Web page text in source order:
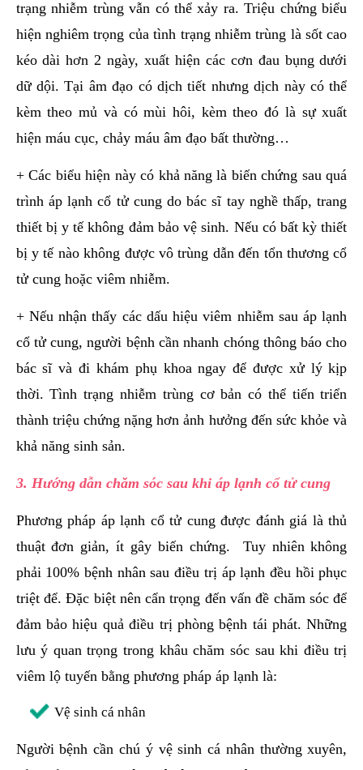
trạng nhiễm trùng vẫn có thể xảy ra. Triệu chứng biểu
hiện nghiêm trọng của tình trạng nhiễm trùng là sốt cao
kéo dài hơn 2 ngày, xuất hiện các cơn đau bụng dưới
dữ dội. Tại âm đạo có dịch tiết nhưng dịch này có thể
kèm theo mủ và có mùi hôi, kèm theo đó là sự xuất
hiện máu cục, chảy máu âm đạo bất thường…
+ Các biểu hiện này có khả năng là biến chứng sau quá
trình áp lạnh cổ tử cung do bác sĩ tay nghề thấp, trang
thiết bị y tế không đảm bảo vệ sinh. Nếu có bất kỳ thiết
bị y tế nào không được vô trùng dẫn đến tổn thương cổ
tử cung hoặc viêm nhiễm.
+ Nếu nhận thấy các dấu hiệu viêm nhiễm sau áp lạnh
cổ tử cung, người bệnh cần nhanh chóng thông báo cho
bác sĩ và đi khám phụ khoa ngay để được xử lý kịp
thời. Tình trạng nhiễm trùng cơ bản có thể tiến triển
thành triệu chứng nặng hơn ảnh hưởng đến sức khỏe và
khả năng sinh sản.
3. Hướng dẫn chăm sóc sau khi áp lạnh cổ tử cung
Phương pháp áp lạnh cổ tử cung được đánh giá là thủ
thuật đơn giản, ít gây biến chứng. Tuy nhiên không
phải 100% bệnh nhân sau điều trị áp lạnh đều hồi phục
triệt để. Đặc biệt nên cẩn trọng đến vấn đề chăm sóc để
đảm bảo hiệu quả điều trị phòng bệnh tái phát. Những
lưu ý quan trọng trong khâu chăm sóc sau khi điều trị
viêm lộ tuyến bằng phương pháp áp lạnh là:
Vệ sinh cá nhân
Người bệnh cần chú ý vệ sinh cá nhân thường xuyên,